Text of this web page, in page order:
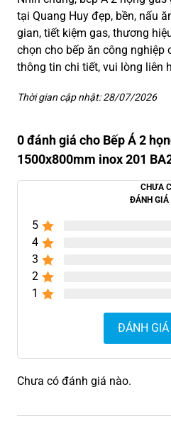
tại Quang Huy đẹp, bền, nấu
gian, tiết kiệm gas, thương
chọn cho bếp ăn công nghiệp
thông tin chi tiết, vui lòng liên
Thời gian cập nhật: 28/07/2026
0 đánh giá cho Bếp Á 2
1500x800mm inox 201
CHƯA
ĐÁNH GIÁ
5
4
3
2
1
ĐÁNH GIÁ
Chưa có đánh giá nào.